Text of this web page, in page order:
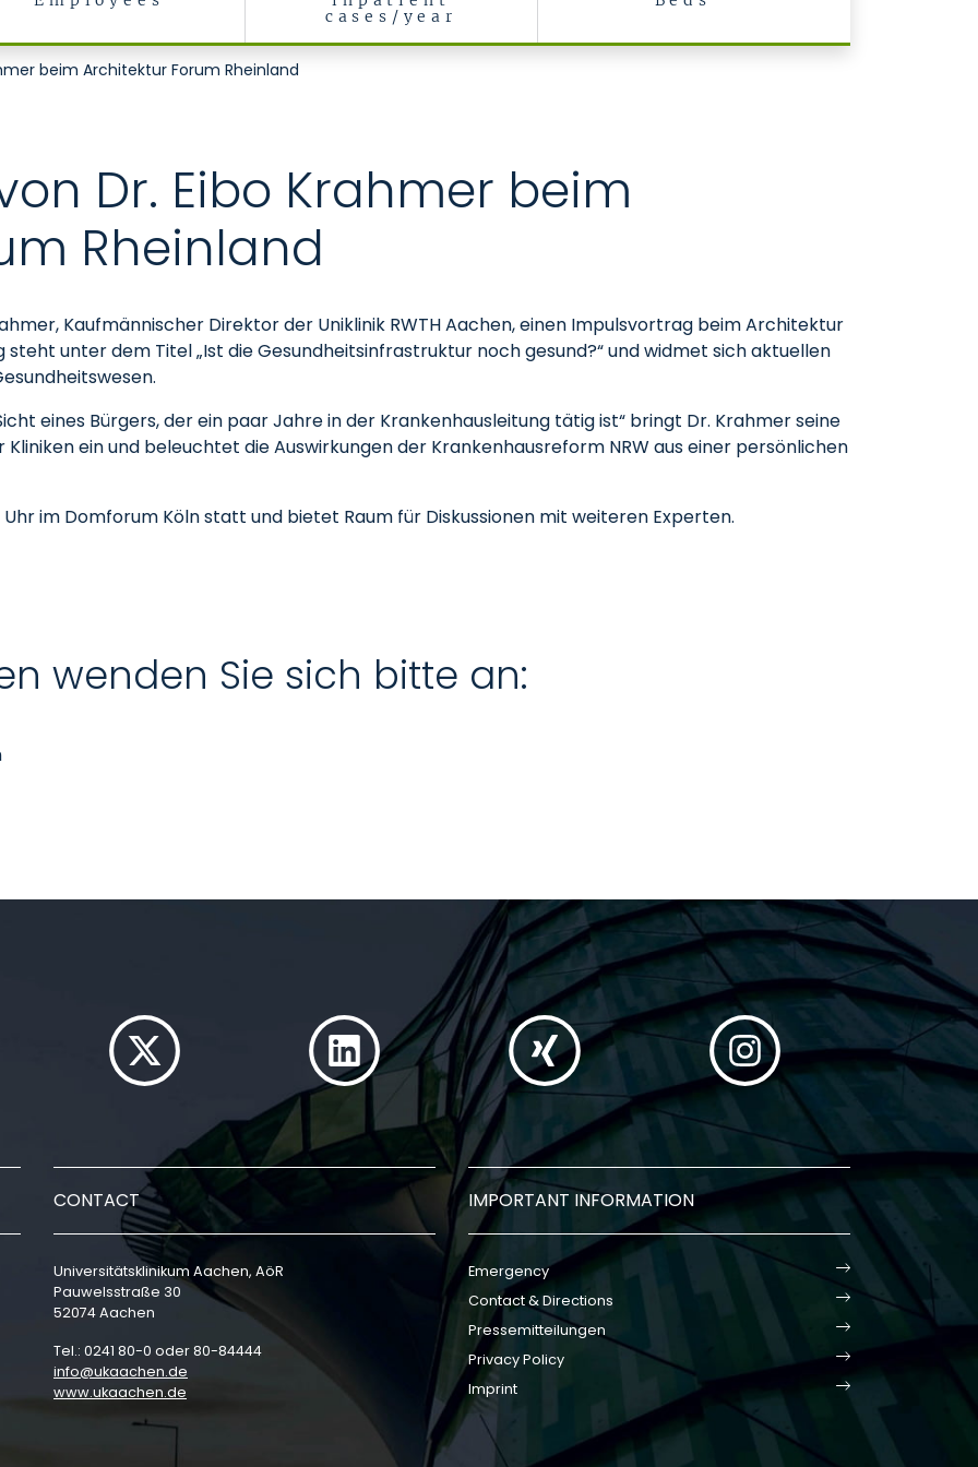
cases/year
beim Architektur Forum Rheinland
Dr. Eibo Krahmer beim
Rheinland
Kaufmännischer Direktor der Uniklinik RWTH Aachen, einen Impulsvortrag beim Architektur
steht unter dem Titel „Ist die Gesundheitsinfrastruktur noch gesund?“ und widmet sich aktuellen
eines Bürgers, der ein paar Jahre in der Krankenhausleitung tätig ist“ bringt Dr. Krahmer seine
ein und beleuchtet die Auswirkungen der Krankenhausreform NRW aus einer persönlichen
Uhr im Domforum Köln statt und bietet Raum für Diskussionen mit weiteren Experten.
wenden Sie sich bitte an:
CONTACT
Universitätsklinikum Aachen, AöR
Pauwelsstraße 30
52074 Aachen
Tel.: 0241 80-0 oder 80-84444
info
ukaachen de
www.ukaachen.de
IMPORTANT INFORMATION
Emergency
Contact & Directions
Pressemitteilungen
Privacy Policy
Imprint